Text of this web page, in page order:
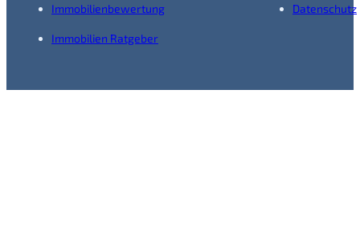
Immobilienbewertung
Immobilien Ratgeber
Datenschutz